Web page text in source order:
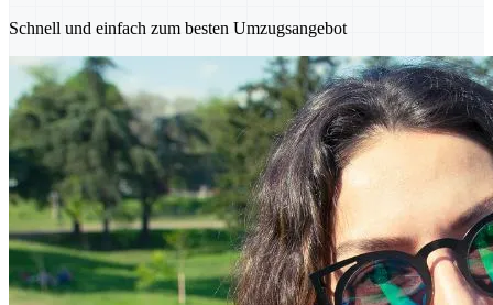
Schnell und einfach zum besten Umzugsangebot